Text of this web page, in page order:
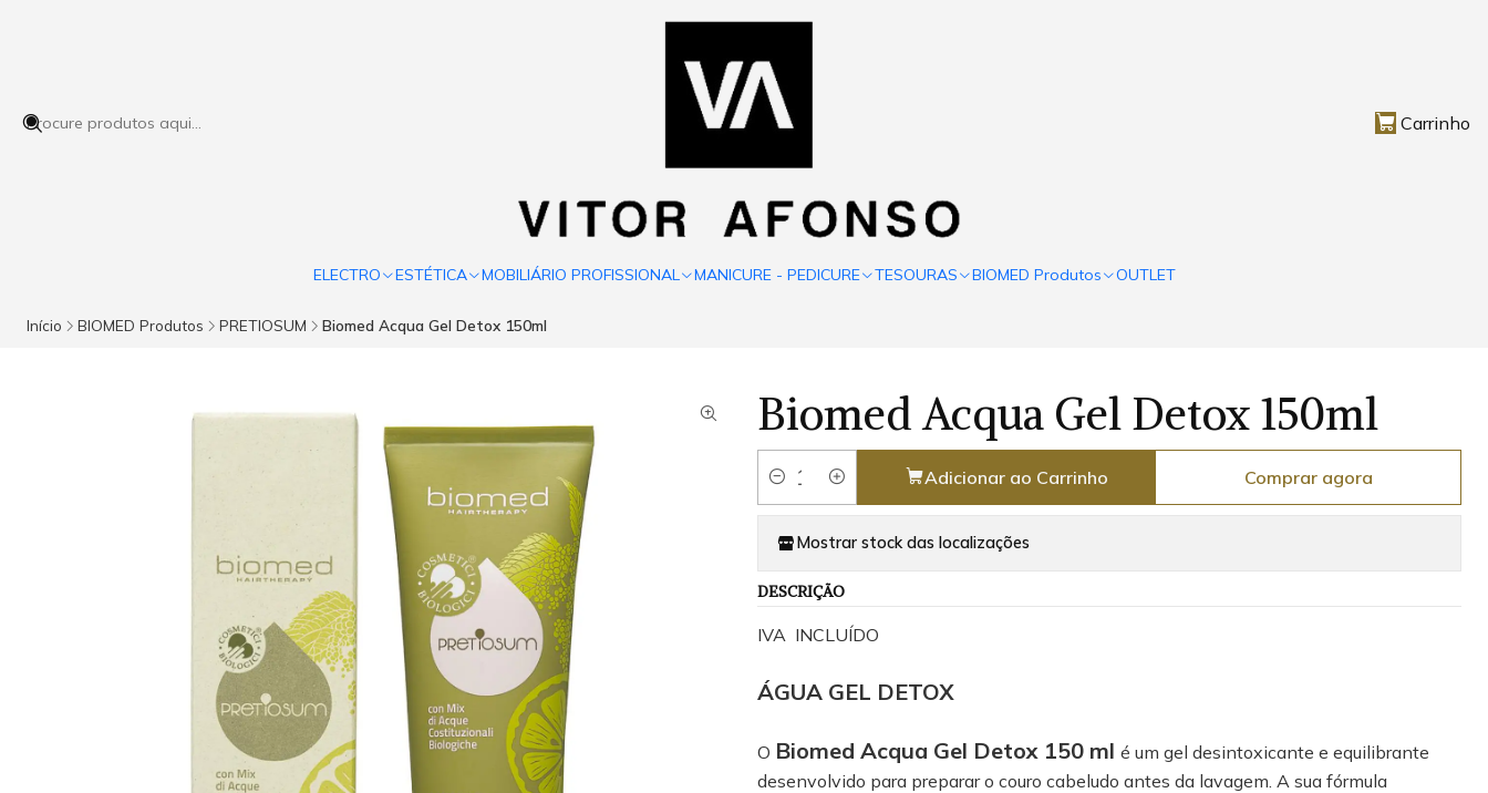
Carrinho
ELECTRO ESTÉTICA MOBILIÁRIO PROFISSIONAL MANICURE - PEDICURE TESOURAS BIOMED Produtos OUTLET
Início BIOMED Produtos PRETIOSUM Biomed Acqua Gel Detox 150ml
Biomed Acqua Gel Detox 150ml
Quantidade
Adicionar ao Carrinho Comprar agora
Mostrar stock das localizações
DESCRIÇÃO
IVA INCLUÍDO
ÁGUA GEL DETOX
O Biomed Acqua Gel Detox 150 ml é um gel desintoxicante e equilibrante
desenvolvido para preparar o couro cabeludo antes da lavagem. A sua fórmula